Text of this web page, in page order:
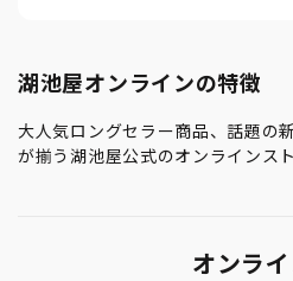
湖池屋オンラインの特徴
大人気ロングセラー商品、話題の
が揃う湖池屋公式のオンラインスト
オンラ